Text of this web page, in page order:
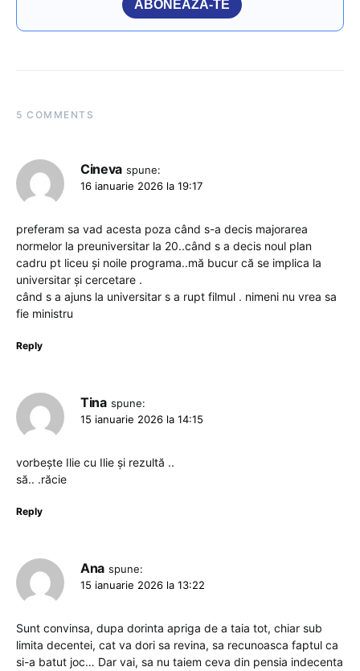
ABONEAZĂ-TE
5 COMMENTS
Cineva spune:
16 ianuarie 2026 la 19:17
preferam sa vad acesta poza când s-a decis majorarea
normelor la preuniversitar la 20..când s a decis noul plan
cadru pt liceu și noile programa..mă bucur că se implica la
universitar și cercetare .
când s a ajuns la universitar s a rupt filmul . nimeni nu vrea sa
fie ministru
Reply
Tina spune:
15 ianuarie 2026 la 14:15
vorbește Ilie cu Ilie și rezultă ..
să.. .răcie
Reply
Ana spune:
15 ianuarie 2026 la 13:22
Sunt convinsa, dupa dorinta apriga de a taia tot, chiar sub
limita decentei, cat va dori sa revina, sa recunoasca faptul ca
si-a batut joc… Dar vai, sa nu taiem ceva din pensia indecenta